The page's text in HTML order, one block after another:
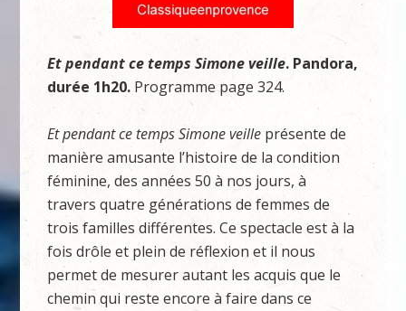
Et pendant ce temps Simone veille. Pandora,
durée 1h20. Programme page 324.
Et pendant ce temps Simone veille présente de
manière amusante l’histoire de la condition
féminine, des années 50 à nos jours, à
travers quatre générations de femmes de
trois familles différentes. Ce spectacle est à la
fois drôle et plein de réflexion et il nous
permet de mesurer autant les acquis que le
chemin qui reste encore à faire dans ce